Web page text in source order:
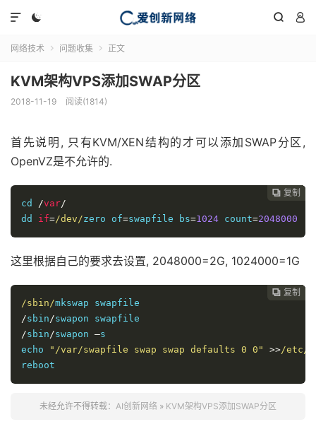
  

网络技术  问题收集  正文
KVM架构VPS添加SWAP分区
2018-11-19 阅读(1814)
首先说明, 只有KVM/XEN结构的才可以添加SWAP分区,
OpenVZ是不允许的.
 复制
 复制
 复制
 复制
cd /var/
dd if=/dev/zero of=swapfile bs=1024 count=2048000
这里根据自己的要求去设置, 2048000=2G, 1024000=1G
 复制
 复制
 复制
/sbin/
/sbin/
/sbin/swapon –s
echo
"/var/swapfile swap swap defaults 0 0" >>/etc/
reboot
未经允许不得转载： AI创新网络 » KVM架构VPS添加SWAP分区